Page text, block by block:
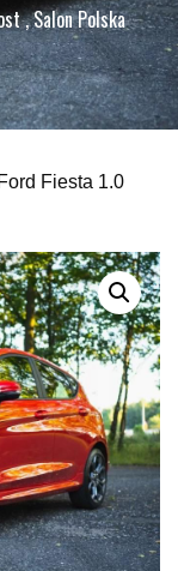
, Salon Polska
Fiesta 1.0